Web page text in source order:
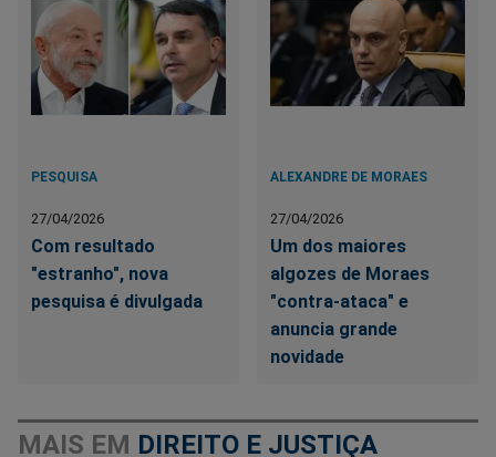
PESQUISA
27/04/2026
Com resultado
"estranho", nova
pesquisa é divulgada
ALEXANDRE DE MORAES
27/04/2026
Um dos maiores
algozes de Moraes
"contra-ataca" e
anuncia grande
novidade
MAIS EM DIREITO E JUSTIÇA